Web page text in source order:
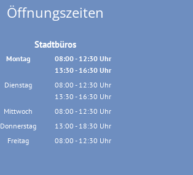
Öffnungszeiten
Stadtbüros
Montag 08:00- 12:30 Uhr
Von 08:00 bis 12:30 Uhr
13:30- 16:30 Uhr
Von 13:30 bis 16:30 Uhr
Dienstag 08:00 - 12:30 Uhr
Von 08:00 bis 12:30 Uhr
13:30 - 16:30 Uhr
Von 13:30 bis 16:30 Uhr
Mittwoch 08:00 - 12:30 Uhr
Von 08:00 bis 12:30 Uhr
Donnerstag 13:00 - 18:30 Uhr
Von 13:00 bis 18:30 Uhr
Freitag 08:00 - 12:30 Uhr